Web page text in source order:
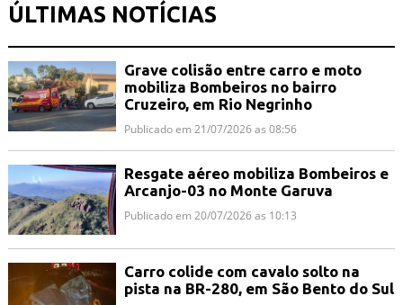
ÚLTIMAS NOTÍCIAS
Grave colisão entre carro e moto
mobiliza Bombeiros no bairro
Cruzeiro, em Rio Negrinho
Publicado em 21/07/2026 as 08:56
Resgate aéreo mobiliza Bombeiros e
Arcanjo-03 no Monte Garuva
Publicado em 20/07/2026 as 10:13
Carro colide com cavalo solto na
pista na BR-280, em São Bento do Sul